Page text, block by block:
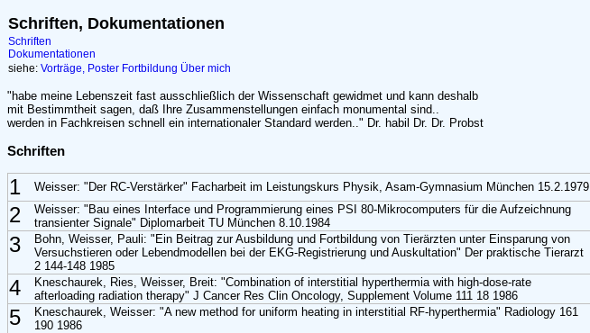
Schriften, Dokumentationen
Schriften
Dokumentationen
siehe: Vorträge, Poster Fortbildung Über mich
"habe meine Lebenszeit fast ausschließlich der Wissenschaft gewidmet und kann deshalb
mit Bestimmtheit sagen, daß Ihre Zusammenstellungen einfach monumental sind..
werden in Fachkreisen schnell ein internationaler Standard werden.." Dr. habil Dr. Dr. Probst
Schriften
1 Weisser: "Der RC-Verstärker" Facharbeit im Leistungskurs Physik, Asam-Gymnasium München 15.2.1979
2
Weisser: "Bau eines Interface und Programmierung eines PSI 80-Mikrocomputers für die Aufzeichnung
transienter Signale" Diplomarbeit TU München 8.10.1984
3
Bohn, Weisser, Pauli: "Ein Beitrag zur Ausbildung und Fortbildung von Tierärzten unter Einsparung von
Versuchstieren oder Lebendmodellen bei der EKG-Registrierung und Auskultation" Der praktische Tierarzt
2 144-148 1985
4
Kneschaurek, Ries, Weisser, Breit: "Combination of interstitial hyperthermia with high-dose-rate
afterloading radiation therapy" J Cancer Res Clin Oncology, Supplement Volume 111 18 1986
5
Kneschaurek, Weisser: "A new method for uniform heating in interstitial RF-hyperthermia" Radiology 161
190 1986